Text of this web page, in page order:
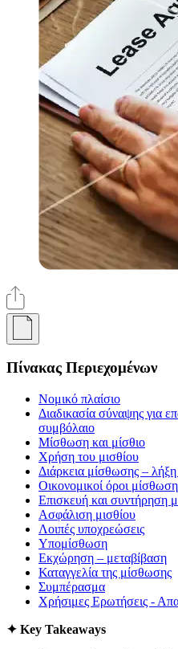
Πίνακας Περιεχομένων
Νομικό πλαίσιο
Διαδικασία σύναψης για
συμβόλαιο
Μίσθωση και μίσθιο
Χρήση του μισθίου
Διάρκεια μίσθωσης –
Οικονομικοί όροι
Επισκευή και συντήρηση
Ασφάλιση μισθίου
Λοιπές υποχρεώσεις
Υπομίσθωση
Εκχώρηση – μεταβίβαση
Καταγγελία της μίσθωσης
Συμπέρασμα
Χρήσιμες Ερωτήσεις -
✦ Key Takeaways